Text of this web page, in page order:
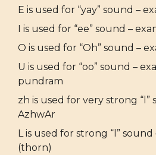
E is used for “yay” sound –
I is used for “ee” sound –
O is used for “Oh” sound –
U is used for “oo” sound –
pundram
zh is used for very strong “l”
AzhwAr
L is used for strong “l”
(thorn)